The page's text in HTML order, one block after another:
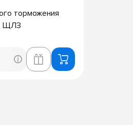
торможения
ЩЛЗ